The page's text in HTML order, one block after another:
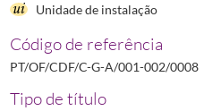
Unidade de instalação
Código de referência
PT/OF/CDF/C-G-A/001-002/0008
Tipo de título